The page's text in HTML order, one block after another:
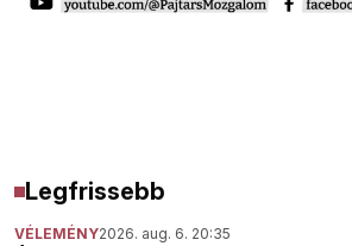
Legfrissebb
VÉLEMÉNY2026. aug. 6. 20:35